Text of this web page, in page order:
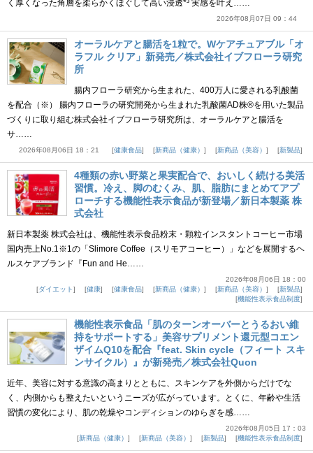
く厚くなった角層を柔らかくほぐして高い浸透*³ 実感を叶え……
2026年08月07日 09：44
オーラルケアと腸活を1粒で。Wケアチュアブル「オ
ラフル クリア」新発売／株式会社イブフローラ研究
所
腸内フローラ研究から生まれた、400万人に愛される乳酸菌
を配合（※） 腸内フローラの研究開発から生まれた乳酸菌AD株®を用いた製品
づくりに取り組む株式会社イブフローラ研究所は、オーラルケアと腸活を
サ……
2026年08月06日 18：21 健康食品 新商品（健康） 新商品（美容） 新製品
4種類の赤い野菜と果実配合で、おいしく続ける美活
習慣。冷え、脚のむくみ、肌、脂肪にまとめてアプ
ローチする機能性表示食品が新登場／新日本製薬 株
式会社
新日本製薬 株式会社は、機能性表示食品粉末・顆粒インスタントコーヒー市場
国内売上No.1※1の「Slimore Coffee（スリモアコーヒー）」などを展開するヘ
ルスケアブランド『Fun and He……
2026年08月06日 18：00
ダイエット
健康 健康食品 新商品（健康） 新商品（美容）
新製品
機能性表示食品制度
機能性表示食品「肌のターンオーバーとうるおい維
持をサポートする」美容サプリメント還元型コエン
ザイムQ10を配合『feat. Skin cycle（フィート スキ
ンサイクル）』が新発売／株式会社Quon
近年、美容に対する意識の高まりとともに、スキンケアを外側からだけでな
く、内側からも整えたいというニーズが広がっています。とくに、年齢や生活
習慣の変化により、肌の乾燥やコンディションのゆらぎを感……
2026年08月05日 17：03
新商品（健康）
新商品（美容） 新製品 機能性表示食品制度